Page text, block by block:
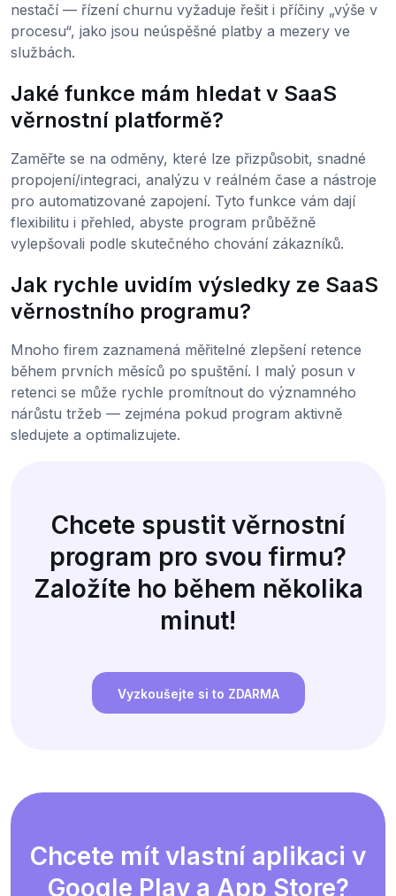
nestačí — řízení churnu vyžaduje řešit i příčiny „výše v
procesu“, jako jsou neúspěšné platby a mezery ve
službách.
Jaké funkce mám hledat v SaaS
věrnostní platformě?
Zaměřte se na odměny, které lze přizpůsobit, snadné
propojení/integraci, analýzu v reálném čase a nástroje
pro automatizované zapojení. Tyto funkce vám dají
flexibilitu i přehled, abyste program průběžně
vylepšovali podle skutečného chování zákazníků.
Jak rychle uvidím výsledky ze SaaS
věrnostního programu?
Mnoho firem zaznamená měřitelné zlepšení retence
během prvních měsíců po spuštění. I malý posun v
retenci se může rychle promítnout do významného
nárůstu tržeb — zejména pokud program aktivně
sledujete a optimalizujete.
Chcete spustit věrnostní
program pro svou firmu?
Založíte ho během několika
minut!
Vyzkoušejte si to ZDARMA
Chcete mít vlastní aplikaci v
Google Play a App Store?